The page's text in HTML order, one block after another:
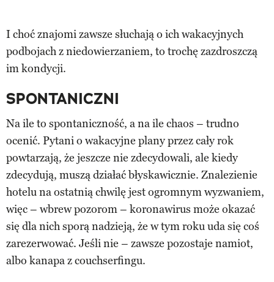
I choć znajomi zawsze słuchają o ich wakacyjnych
podbojach z niedowierzaniem, to trochę zazdroszczą
im kondycji.
SPONTANICZNI
Na ile to spontaniczność, a na ile chaos – trudno
ocenić. Pytani o wakacyjne plany przez cały rok
powtarzają, że jeszcze nie zdecydowali, ale kiedy
zdecydują, muszą działać błyskawicznie. Znalezienie
hotelu na ostatnią chwilę jest ogromnym wyzwaniem,
więc – wbrew pozorom – koronawirus może okazać
się dla nich sporą nadzieją, że w tym roku uda się coś
zarezerwować. Jeśli nie – zawsze pozostaje namiot,
albo kanapa z couchserfingu.